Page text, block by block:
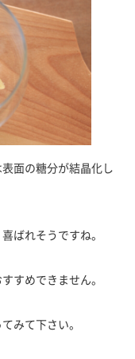
面の糖分が結晶化し
ばれそうですね。
すめできません。
みて下さい。